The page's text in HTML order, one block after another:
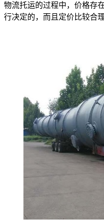
物流托运的过程中，价格存
行决定的，而且定价比较合